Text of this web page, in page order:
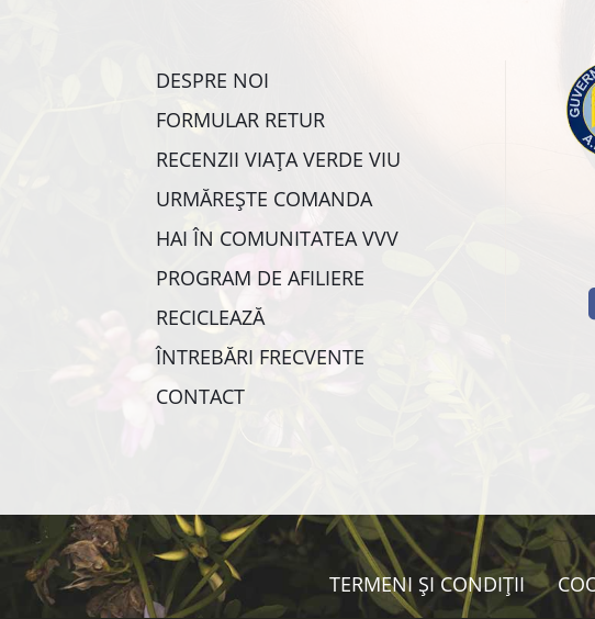
DESPRE NOI
FORMULAR RETUR
RECENZII VIAȚA VERDE VIU
URMĂREȘTE COMANDA
HAI ÎN COMUNITATEA VVV
PROGRAM DE AFILIERE
RECICLEAZĂ
ÎNTREBĂRI FRECVENTE
CONTACT
TERMENI ȘI CONDIȚII